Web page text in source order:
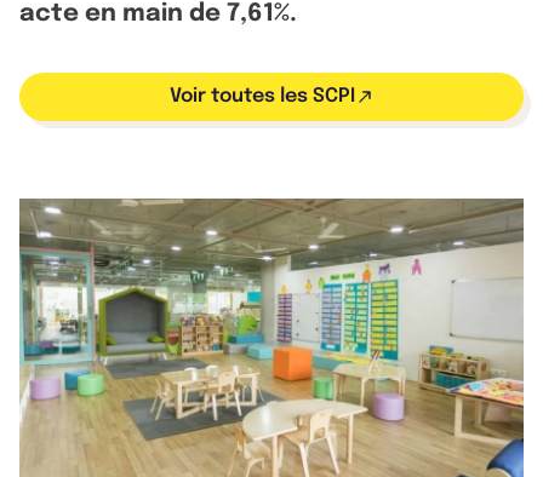
acte en main de 7,61%.
Voir toutes les SCPI